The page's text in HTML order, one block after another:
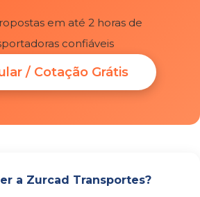
em até 2 horas de
confiáveis
/ Cotação Grátis
a Zurcad Transportes?